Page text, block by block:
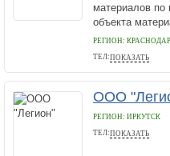
материалов
объекта
РЕГИОН: КРАСНОДАР
ТЕЛ:ПОКАЗАТЬ
89884784609
ООО
РЕГИОН: ИРКУТСК
ТЕЛ:ПОКАЗАТЬ
+7(902)515-70-61